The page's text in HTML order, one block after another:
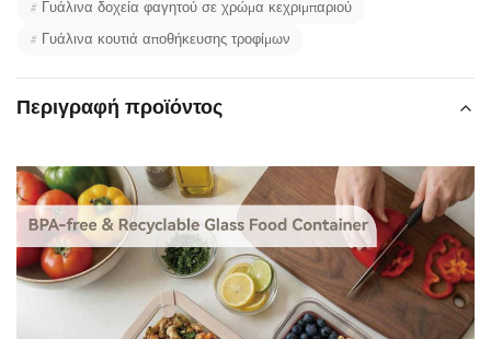
# Γυάλινα δοχεία φαγητού σε χρώμα κεχριμπαριού
# Γυάλινα κουτιά αποθήκευσης τροφίμων
Περιγραφή προϊόντος